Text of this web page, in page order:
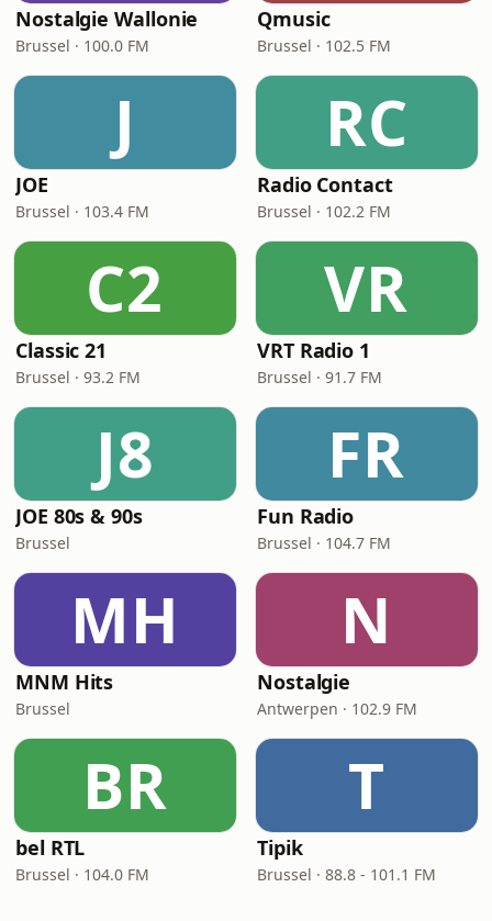
Nostalgie Wallonie
Brussel · 100.0 FM
Qmusic
Brussel · 102.5 FM
J
JOE
Brussel · 103.4 FM
RC
Radio Contact
Brussel · 102.2 FM
C2
Classic 21
Brussel · 93.2 FM
VR
VRT Radio 1
Brussel · 91.7 FM
J8
JOE 80s & 90s
Brussel
FR
Fun Radio
Brussel · 104.7 FM
MH
MNM Hits
Brussel
N
Nostalgie
Antwerpen · 102.9 FM
BR
bel RTL
Brussel · 104.0 FM
T
Tipik
Brussel · 88.8 - 101.1 FM